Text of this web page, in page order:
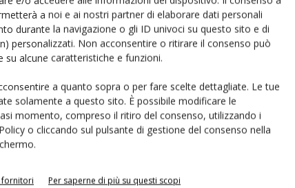
a noi e ai nostri partner di elaborare dati personali
durante la navigazione o gli ID univoci su questo sito e di
personalizzati. Non acconsentire o ritirare il consenso può
su alcune caratteristiche e funzioni.
a quanto sopra o per fare scelte dettagliate. Le tue
solamente a questo sito. È possibile modificare le
momento, compreso il ritiro del consenso, utilizzando i
o cliccando sul pulsante di gestione del consenso nella
fornitori Per saperne di più su questi scopi
Consortium. Grazie alla tecnologia
del settore, i Led XLamp XHP50.2